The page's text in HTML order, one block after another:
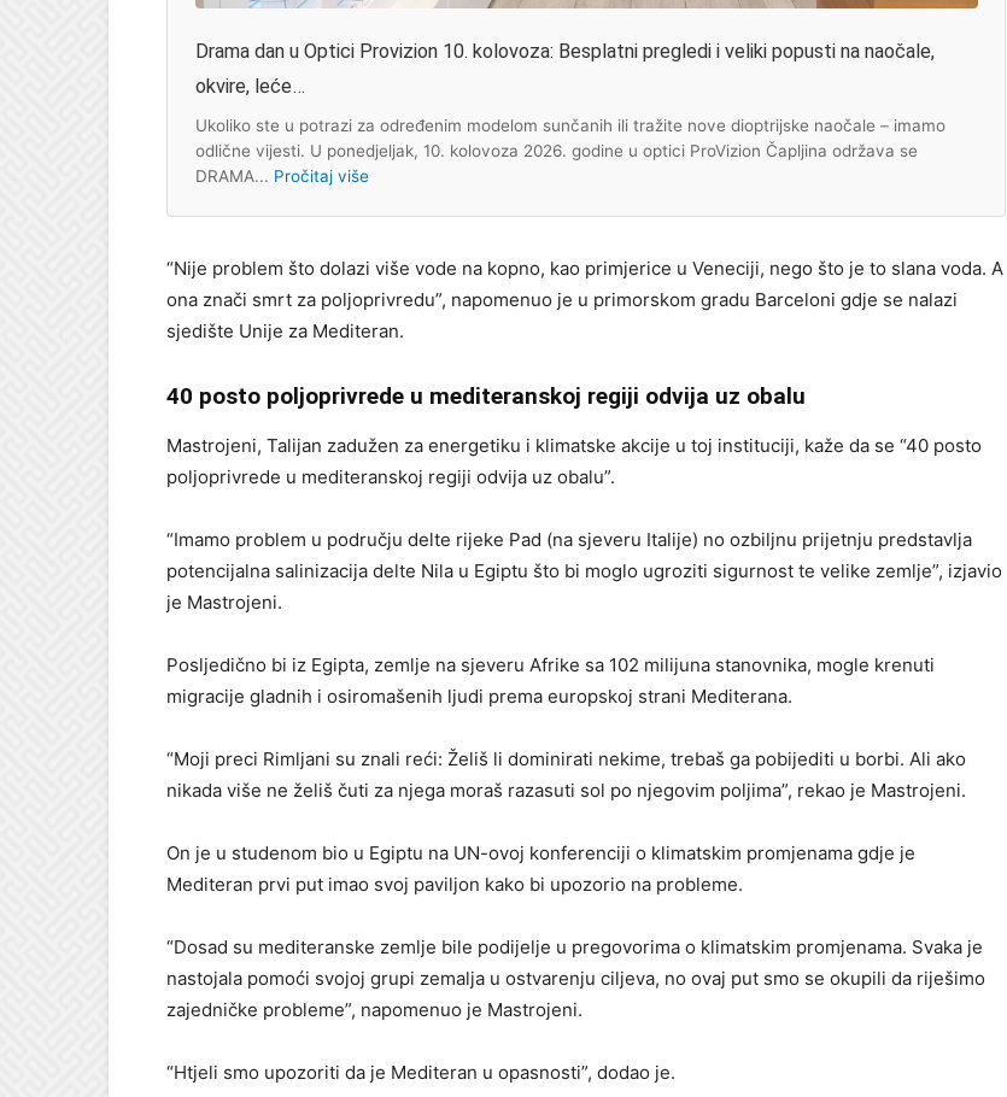
Drama dan u Optici Provizion 10. kolovoza: Besplatni pregledi i veliki popusti na naočale,
okvire, leće…
Ukoliko ste u potrazi za određenim modelom sunčanih ili tražite nove dioptrijske naočale – imamo
odlične vijesti. U ponedjeljak, 10. kolovoza 2026. godine u optici ProVizion Čapljina održava se
DRAMA... Pročitaj više
“Nije problem što dolazi više vode na kopno, kao primjerice u Veneciji, nego što je to slana voda. A
ona znači smrt za poljoprivredu”, napomenuo je u primorskom gradu Barceloni gdje se nalazi
sjedište Unije za Mediteran.
40 posto poljoprivrede u mediteranskoj regiji odvija uz obalu
Mastrojeni, Talijan zadužen za energetiku i klimatske akcije u toj instituciji, kaže da se “40 posto
poljoprivrede u mediteranskoj regiji odvija uz obalu”.
“Imamo problem u području delte rijeke Pad (na sjeveru Italije) no ozbiljnu prijetnju predstavlja
potencijalna salinizacija delte Nila u Egiptu što bi moglo ugroziti sigurnost te velike zemlje”, izjavio
je Mastrojeni.
Posljedično bi iz Egipta, zemlje na sjeveru Afrike sa 102 milijuna stanovnika, mogle krenuti
migracije gladnih i osiromašenih ljudi prema europskoj strani Mediterana.
“Moji preci Rimljani su znali reći: Želiš li dominirati nekime, trebaš ga pobijediti u borbi. Ali ako
nikada više ne želiš čuti za njega moraš razasuti sol po njegovim poljima”, rekao je Mastrojeni.
On je u studenom bio u Egiptu na UN-ovoj konferenciji o klimatskim promjenama gdje je
Mediteran prvi put imao svoj paviljon kako bi upozorio na probleme.
“Dosad su mediteranske zemlje bile podijelje u pregovorima o klimatskim promjenama. Svaka je
nastojala pomoći svojoj grupi zemalja u ostvarenju ciljeva, no ovaj put smo se okupili da riješimo
zajedničke probleme”, napomenuo je Mastrojeni.
“Htjeli smo upozoriti da je Mediteran u opasnosti”, dodao je.